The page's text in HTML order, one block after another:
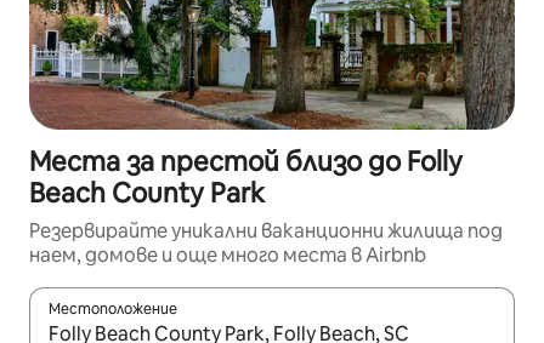
Места за престой близо до Folly
Beach County Park
Резервирайте уникални ваканционни жилища под
наем, домове и още много места в Airbnb
Местоположение
Когато резултатите се покажат, използвайте